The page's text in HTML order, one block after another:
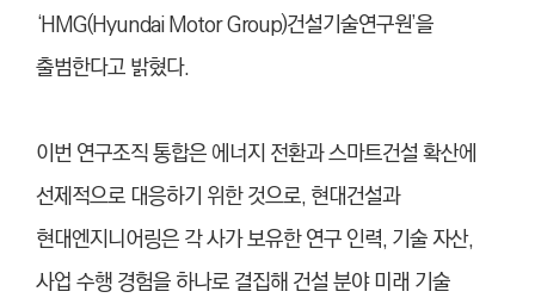
‘HMG(Hyundai Motor Group)건설기술연구원’을
출범한다고 밝혔다.
이번 연구조직 통합은 에너지 전환과 스마트건설 확산에
선제적으로 대응하기 위한 것으로, 현대건설과
현대엔지니어링은 각 사가 보유한 연구 인력, 기술 자산,
사업 수행 경험을 하나로 결집해 건설 분야 미래 기술